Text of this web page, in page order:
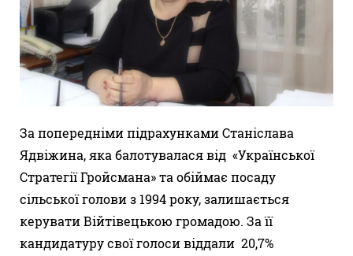
За попередніми підрахунками Станіслава
Ядвіжина, яка балотувалася від «Української
Стратегії Гройсмана» та обіймає посаду
сільської голови з 1994 року, залишається
керувати Війтівецькою громадою. За її
кандидатуру свої голоси віддали 20,7%